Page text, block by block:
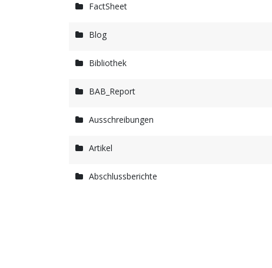
FactSheet
Blog
Bibliothek
BAB_Report
Ausschreibungen
Artikel
Abschlussberichte